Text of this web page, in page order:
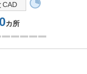
CAD
カ所